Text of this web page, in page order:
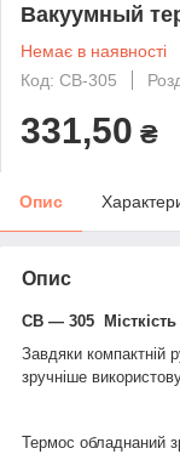
Вакуумный
Немає в наявності
Код: CB-305
331,50 ₴
Опис
Опис
СВ — 305 Місткість
Завдяки компактній
зручніше
Термос обладнаний